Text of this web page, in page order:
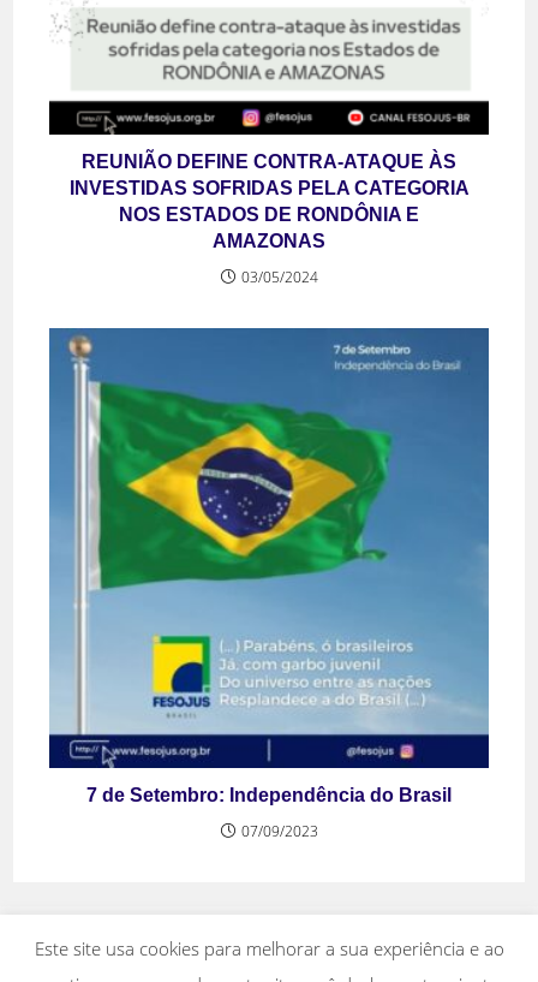
REUNIÃO DEFINE CONTRA-ATAQUE ÀS
INVESTIDAS SOFRIDAS PELA CATEGORIA
NOS ESTADOS DE RONDÔNIA E
AMAZONAS
03/05/2024
7 de Setembro: Independência do Brasil
07/09/2023
Este site usa cookies para melhorar a sua experiência e ao